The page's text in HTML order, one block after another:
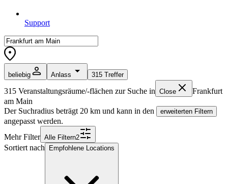
Support
beliebig Anlass 315 Treffer
315 Veranstaltungsräume/-flächen zur Suche in Close
Frankfurt
am Main
Der Suchradius beträgt 20 km und kann in den erweiterten Filtern
angepasst werden.
Mehr Filter Alle Filtern2
Sortiert nach Empfohlene Locations